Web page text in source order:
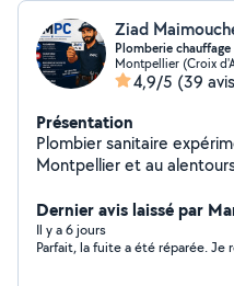
Ziad
Plomberie chauffage
Montpellier (Croix
4,9/5 (39
Présentation
Plombier sanitaire
Montpellier et au
réalise également des
carrelage. Travail sérieux
je m'adapte à vos besoins. N'hésitez pas à
Dernier avis laissé par
Il y a 6 jours
Parfait, la fuite a été réparée. Je